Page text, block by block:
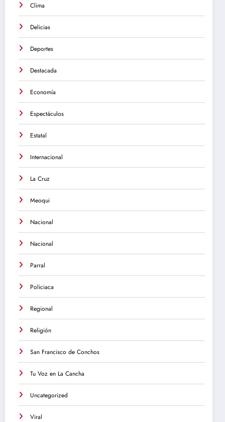
Clima
Delicias
Deportes
Destacada
Economía
Espectáculos
Estatal
Internacional
La Cruz
Meoqui
Nacional
Nacional
Parral
Policiaca
Regional
Religión
San Francisco de Conchos
Tu Voz en La Cancha
Uncategorized
Viral